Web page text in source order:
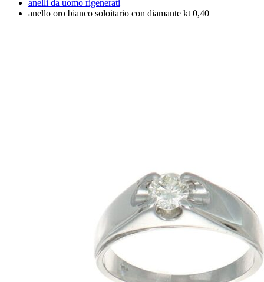
anelli da uomo rigenerati
anello oro bianco soloitario con diamante kt 0,40